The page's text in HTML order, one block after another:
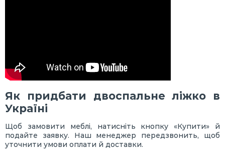
Як придбати двоспальне ліжко в
Україні
Щоб замовити меблі, натисніть кнопку «Купити» й
подайте заявку. Наш менеджер передзвонить, щоб
уточнити умови оплати й доставки.